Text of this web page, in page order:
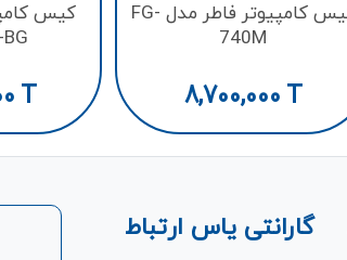
کیس کامپیوتر فاطر مدل FG-
740M
8,700,000 T
کیس
T
گارانتی یاس ارتباط